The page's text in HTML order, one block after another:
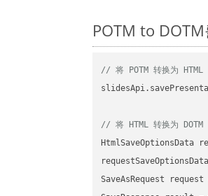
POTM to
// 将 POTM 转换为 HTML
// 将 HTML 转换为 DOTM
HtmlSaveOptionsData
SaveAsRequest request